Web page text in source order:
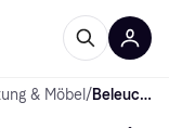
& Möbel / Beleuchtung